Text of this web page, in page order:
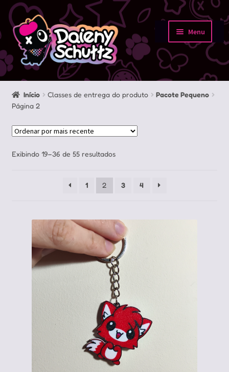
Pular
para
navegação
Pular
para
conteúdo
Menu
Início
Loja
Início Classes de entrega do produto
Pacote Pequeno
Página 2
Exibindo 19–36 de 55 resultadosClassificado
recente
1 2 3 4